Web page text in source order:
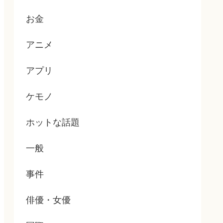
お金
アニメ
アプリ
ケモノ
ホットな話題
一般
事件
俳優・女優